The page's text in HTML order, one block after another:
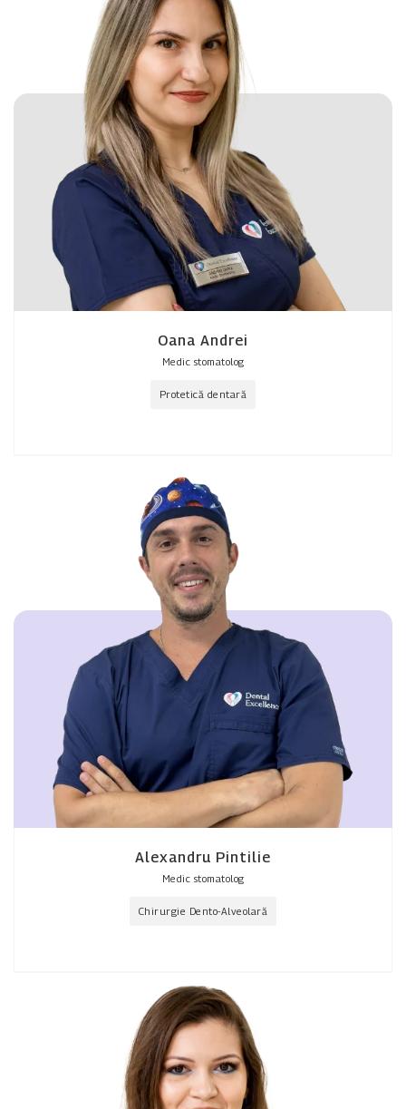
Oana Andrei
Medic stomatolog
Protetică dentară
Alexandru Pintilie
Medic stomatolog
Chirurgie Dento-Alveolară